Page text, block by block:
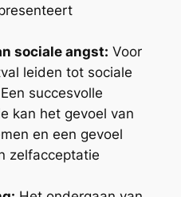
sociale angst: Voor
leiden tot sociale
succesvolle
kan het gevoel van
en een gevoel
zelfacceptatie